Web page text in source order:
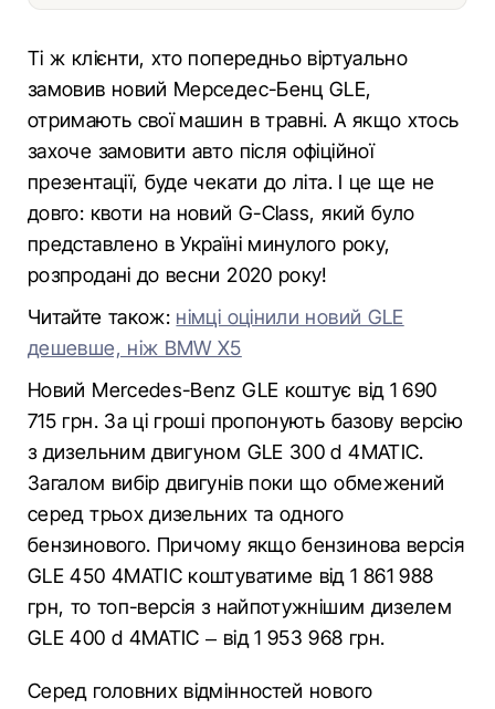
Ті ж клієнти, хто попередньо віртуально
замовив новий Мерседес-Бенц GLE,
отримають свої машин в травні. А якщо хтось
захоче замовити авто після офіційної
презентації, буде чекати до літа. І це ще не
довго: квоти на новий G-Class, який було
представлено в Україні минулого року,
розпродані до весни 2020 року!
Читайте також: німці оцінили новий GLE
дешевше, ніж BMW X5
Новий Mercedes-Benz GLE коштує від 1 690
715 грн. За ці гроші пропонують базову версію
з дизельним двигуном GLE 300 d 4MATIC.
Загалом вибір двигунів поки що обмежений
серед трьох дизельних та одного
бензинового. Причому якщо бензинова версія
GLE 450 4MATIC коштуватиме від 1 861 988
грн, то топ-версія з найпотужнішим дизелем
GLE 400 d 4MATIC – від 1 953 968 грн.
Серед головних відмінностей нового